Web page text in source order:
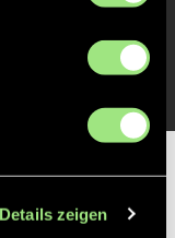
Details zeigen